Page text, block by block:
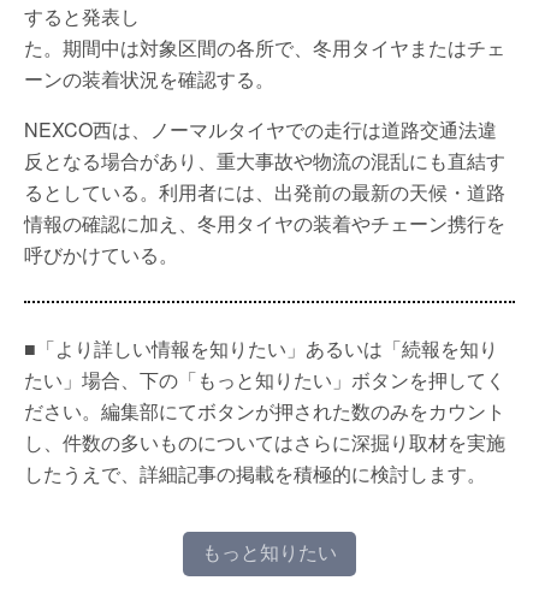
すると発表し
た。期間中は対象区間の各所で、冬用タイヤまたはチェ
ーンの装着状況を確認する。
NEXCO西は、ノーマルタイヤでの走行は道路交通法違
反となる場合があり、重大事故や物流の混乱にも直結す
るとしている。利用者には、出発前の最新の天候・道路
情報の確認に加え、冬用タイヤの装着やチェーン携行を
呼びかけている。
■「より詳しい情報を知りたい」あるいは「続報を知り
たい」場合、下の「もっと知りたい」ボタンを押してく
ださい。編集部にてボタンが押された数のみをカウント
し、件数の多いものについてはさらに深掘り取材を実施
したうえで、詳細記事の掲載を積極的に検討します。
もっと知りたい